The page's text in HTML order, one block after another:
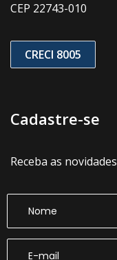
CEP 22743-010
CRECI 8005
Cadastre-se
Receba as novidades